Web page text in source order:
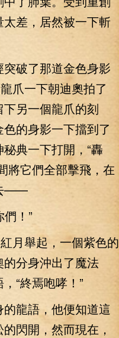
差，居然被一下斬
破了那道金色身影
爪一下朝迪奧拍了
另一個龍爪的刻
的身影一下擋到了
典一下打開，“轟
它們全部擊飛，在
——
！”
月舉起，一個紫色的
分身沖出了魔法
“終焉咆哮！”
龍語，他便知道這
閃開，然而現在，